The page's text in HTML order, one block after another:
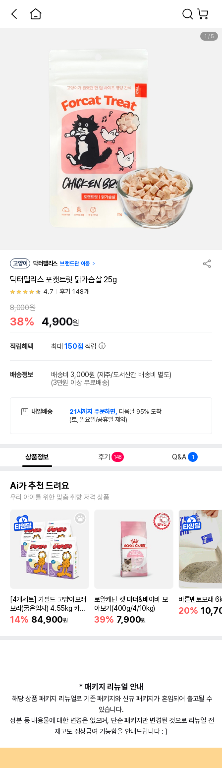
1 / 5
고양이 닥터펠리스 브랜드관 이동
닥터펠리스 포캣트릿 닭가슴살 25g
4.7 후기 148개
8,000원
38% 4,900원
적립혜택 최대150점 적립
배송정보 배송비 3,000원 (제주/도서산간 배송비 별도)
(3만원 이상 무료배송)
내일배송 21시까지 주문하면, 다음날 95% 도착
(토, 일요일/공휴일 제외)
상품정보 후기 148 Q&A 1
Ai가 추천 드려요
우리 아이를 위한 맞춤 취향 저격 상품
[4개세트] 가필드 고양이모래
보라(굵은입자) 4.55kg 카사
바모래
14% 84,900원
로얄캐닌 캣 마더&베이비 모
아보기(400g/4/10kg)
39% 7,900원
바른벤토모래
20%
* 패키지 리뉴얼 안내
해당 상품 패키지 리뉴얼로 기존 패키지와 신규 패키지가 혼입되어 출고될 수
있습니다.
성분 등 내용물에 대한 변경은 없으며, 단순 패키지만 변경된 것으로 리뉴얼 전
재고도 정상급여 가능함을 안내드립니다 : )